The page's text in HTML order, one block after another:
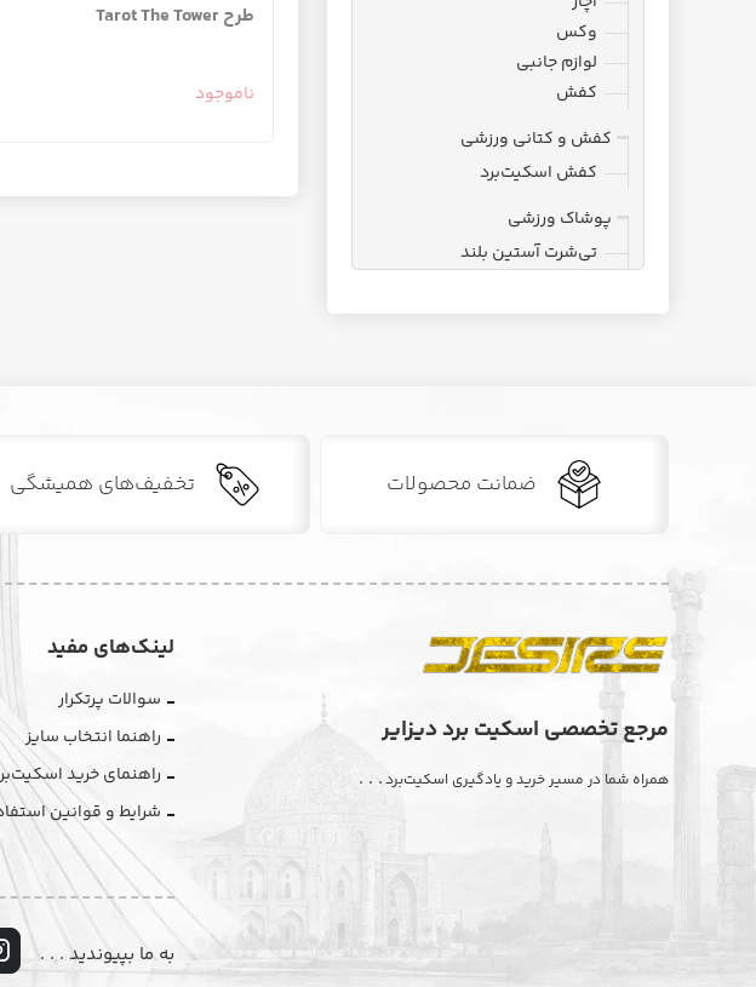
وکس
لوازم جانبی
کفش
کفش و کتانی ورزشی
کفش اسکیت‌برد
پوشاک ورزشی
تی‌شرت آستین بلند
طرح Tarot The Tower
ناموجود
ضمانت محصولات تخفیف‌های همیشگی
مرجع تخصصی اسکیت برد دیزایر
همراه شما در مسیر خرید و یادگیری اسکیت‌برد. . .
لینک‌های مفید
سوالات پرتکرار
راهنما انتخاب سایز
راهنمای خرید
شرایط و قوانین
به ما بپیوندید . . .